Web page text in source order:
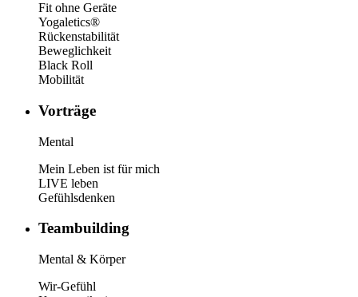
Fit ohne Geräte
Yogaletics®
Rückenstabilität
Beweglichkeit
Black Roll
Mobilität
Vorträge
Mental
Mein Leben ist für mich
LIVE leben
Gefühlsdenken
Teambuilding
Mental & Körper
Wir-Gefühl